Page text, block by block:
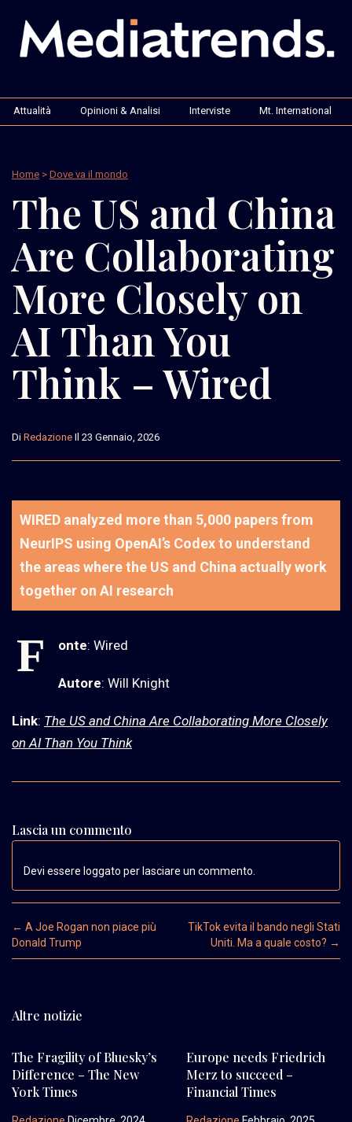
Attualità Opinioni & Analisi Interviste Mt. International
Home > Dove va il mondo
The US and China
Are Collaborating
More Closely on
AI Than You
Think – Wired
Di Redazione Il 23 Gennaio, 2026
WIRED analyzed more than 5,000 papers from
NeurIPS using OpenAI’s Codex to understand
the areas where the US and China actually work
together on AI research
F onte: Wired
Autore: Will Knight
Link: The US and China Are Collaborating More Closely
on AI Than You Think
Lascia un commento
Devi essere loggato per lasciare un commento.
Post navigation
← A Joe Rogan non piace più
Donald Trump
TikTok evita il bando negli Stati
Uniti. Ma a quale costo? →
Altre notizie
The Fragility of Bluesky’s
Difference – The New
York Times
Europe needs Friedrich
Merz to succeed –
Financial Times